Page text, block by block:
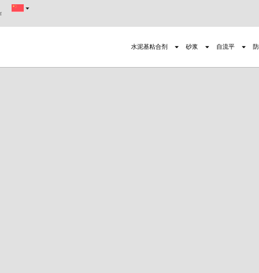
水泥基粘合剂 砂浆 自流平